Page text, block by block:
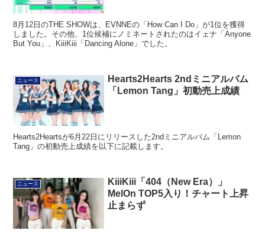
8月12日のTHE SHOWは、EVNNEの「How Can I Do」が1位を獲得
しました。その他、1位候補にノミネートされたのはイェナ「Anyone
But You」、KiiiKiii「Dancing Alone」でした。
ニュース
Hearts2Hearts 2ndミニアルバム
「Lemon Tang」初動売上成績
Hearts2Heartsが6月22日にリリースした2ndミニアルバム「Lemon
Tang」の初動売上成績を以下に記載します。
ニュース
KiiiKiii「404（New Era）」
MelOn TOP5入り！チャート上昇
止まらず